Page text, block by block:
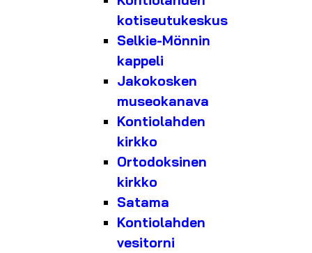
kotiseutukeskus
Selkie-Mönnin
kappeli
Jakokosken
museokanava
Kontiolahden
kirkko
Ortodoksinen
kirkko
Satama
Kontiolahden
vesitorni